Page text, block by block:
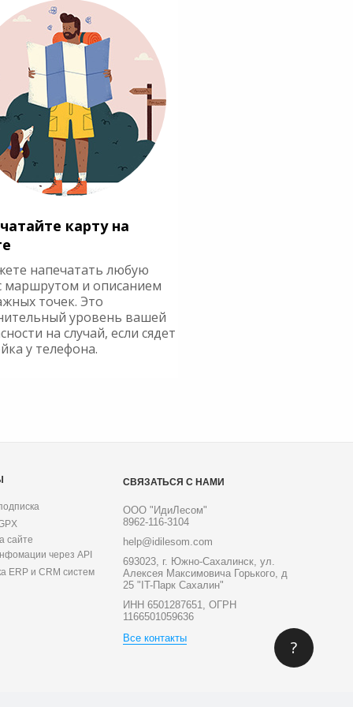
карту на
напечатать любую
маршрутом и описанием
точек. Это
уровень вашей
на случай, если сядет
у телефона.
сайте
через API
ERP и CRM систем
СВЯЗАТЬСЯ С НАМИ
ООО "ИдиЛесом"
8962-116-3104
help@idilesom.com
693023, г. Южно-Сахалинск, ул.
Алексея Максимовича Горького, д
25 "IT-Парк Сахалин"
ИНН 6501287651, ОГРН
1166501059636
Все контакты
?